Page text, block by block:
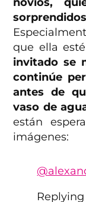
que ella
invitado se
continúe
antes de
vaso de
están
imágenes: